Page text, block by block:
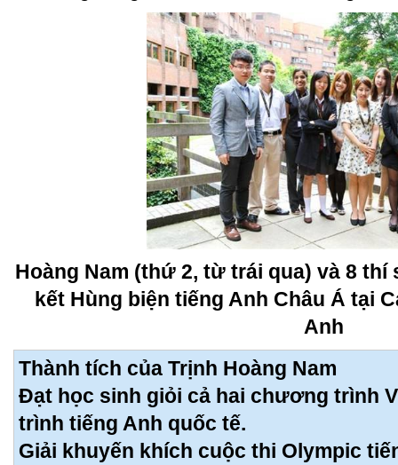
Hoàng Nam (thứ 2, từ trái qua) và 8
kết Hùng biện tiếng Anh Châu Á tại
Anh
Thành tích của Trịnh Hoàng Nam
Đạt học sinh giỏi cả hai chương trình
trình tiếng Anh quốc tế.
Giải khuyến khích cuộc thi Olympic